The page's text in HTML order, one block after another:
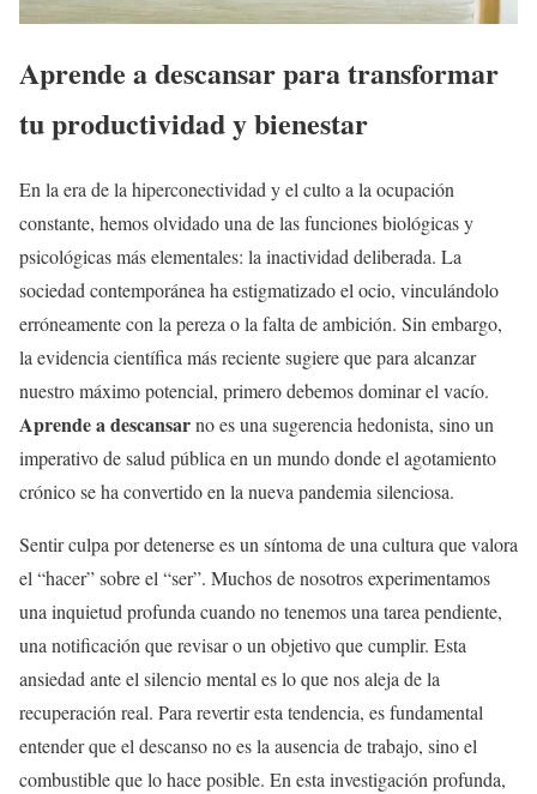
Aprende a descansar para transformar
tu productividad y bienestar
En la era de la hiperconectividad y el culto a la ocupación
constante, hemos olvidado una de las funciones biológicas y
psicológicas más elementales: la inactividad deliberada. La
sociedad contemporánea ha estigmatizado el ocio, vinculándolo
erróneamente con la pereza o la falta de ambición. Sin embargo,
la evidencia científica más reciente sugiere que para alcanzar
nuestro máximo potencial, primero debemos dominar el vacío.
Aprende a descansarno es una sugerencia hedonista, sino un
imperativo de salud pública en un mundo donde el agotamiento
crónico se ha convertido en la nueva pandemia silenciosa.
Sentir culpa por detenerse es un síntoma de una cultura que valora
el “hacer” sobre el “ser”. Muchos de nosotros experimentamos
una inquietud profunda cuando no tenemos una tarea pendiente,
una notificación que revisar o un objetivo que cumplir. Esta
ansiedad ante el silencio mental es lo que nos aleja de la
recuperación real. Para revertir esta tendencia, es fundamental
entender que el descanso no es la ausencia de trabajo, sino el
combustible que lo hace posible. En esta investigación profunda,